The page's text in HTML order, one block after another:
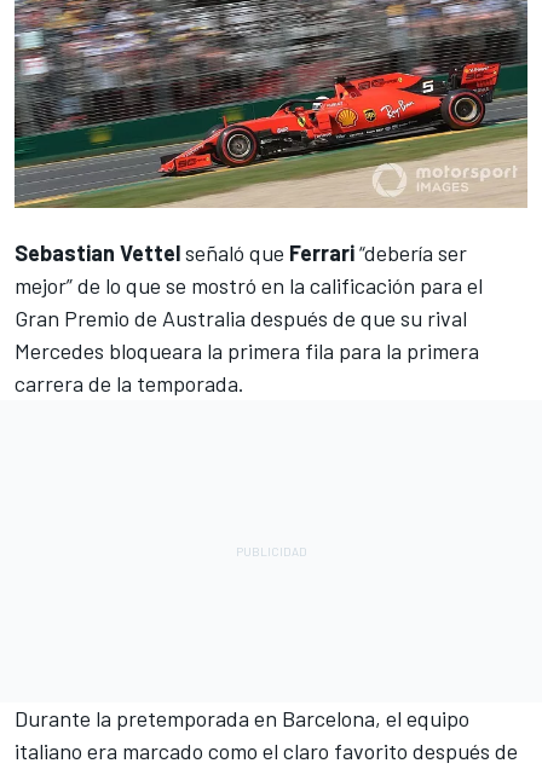
Sebastian Vettelseñaló que Ferrari“debería ser
mejor” de lo que se mostró en la calificación para el
Gran Premio de Australia después de que su rival
Mercedes bloqueara la primera fila para la primera
carrera de la temporada.
Durante la pretemporada en Barcelona, el equipo
italiano era marcado como el claro favorito después de